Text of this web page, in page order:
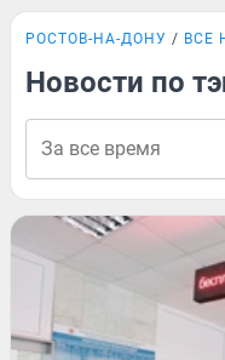
РОСТОВ-НА-ДОНУ ВСЕ
Новости по